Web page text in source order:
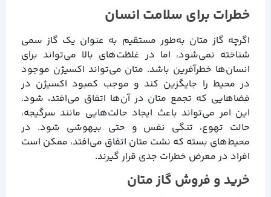
خطرات برای سلامت انسان
اگرچه گاز متان به‌طور مستقیم به عنوان یک گاز سمی
شناخته نمی‌شود، اما در غلظت‌های بالا می‌تواند برای
انسان‌ها خطرآفرین باشد. متان می‌تواند اکسیژن موجود
در محیط را جایگزین کند و موجب کمبود اکسیژن در
فضاهایی که تجمع متان در آن‌ها اتفاق می‌افتد، شود.
این امر می‌تواند باعث ایجاد حالت‌هایی مانند سرگیجه،
حالت تهوع، تنگی نفس و حتی بیهوشی شود. در
محیط‌های بسته که نشت متان اتفاق می‌افتد، ممکن است
افراد در معرض خطرات جدی قرار گیرند.
خرید و فروش گاز متان